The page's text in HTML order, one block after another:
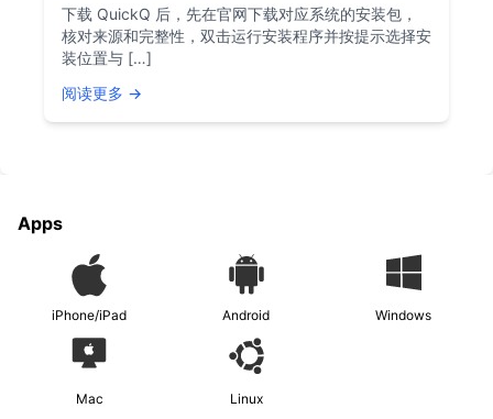
下载 QuickQ 后，先在官网下载对应系统的安装包，
核对来源和完整性，双击运行安装程序并按提示选择安
装位置与 […]
阅读更多 →
Apps
iPhone/iPad Android Windows
Mac Linux